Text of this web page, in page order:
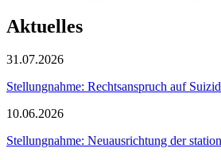
Aktuelles
31.07.2026
Stellungnahme: Rechtsanspruch auf
10.06.2026
Stellungnahme: Neuausrichtung der